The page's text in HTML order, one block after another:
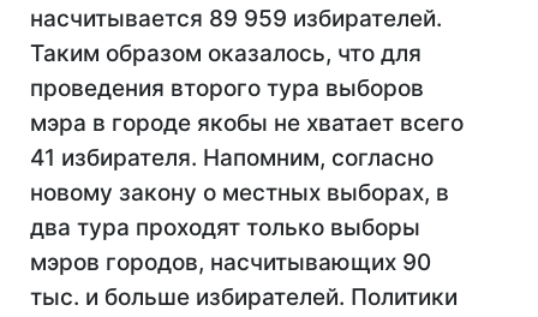
насчитывается 89 959 избирателей.
Таким образом оказалось, что для
проведения второго тура выборов
мэра в городе якобы не хватает всего
41 избирателя. Напомним, согласно
новому закону о местных выборах, в
два тура проходят только выборы
мэров городов, насчитывающих 90
тыс. и больше избирателей. Политики